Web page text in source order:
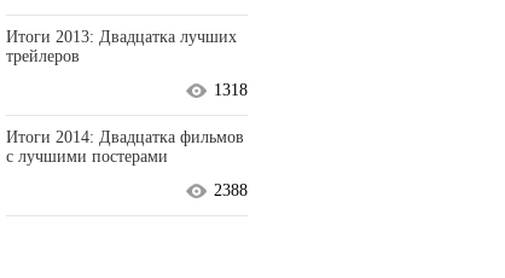
Итоги 2013: Двадцатка лучших
трейлеров
1318
Итоги 2014: Двадцатка фильмов
с лучшими постерами
2388